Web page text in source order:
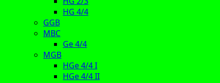
HG 4/4
GGB
MBC
Ge 4/4
MGB
HGe 4/4 I
HGe 4/4 II